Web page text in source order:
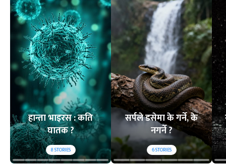
हान्ता भाइरस : कति
घातक ?
8STORIES
सर्पले डसेमा के गर्ने, के
नगर्ने ?
6STORIES